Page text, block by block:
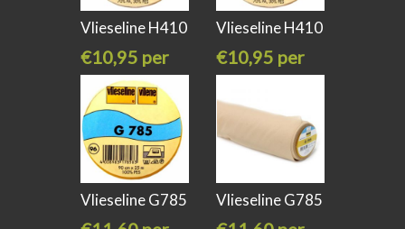
Vlieseline H410
€10,95 per
meter
Vlieseline H410
€10,95 per
meter
Vlieseline G785
Vlieseline G785